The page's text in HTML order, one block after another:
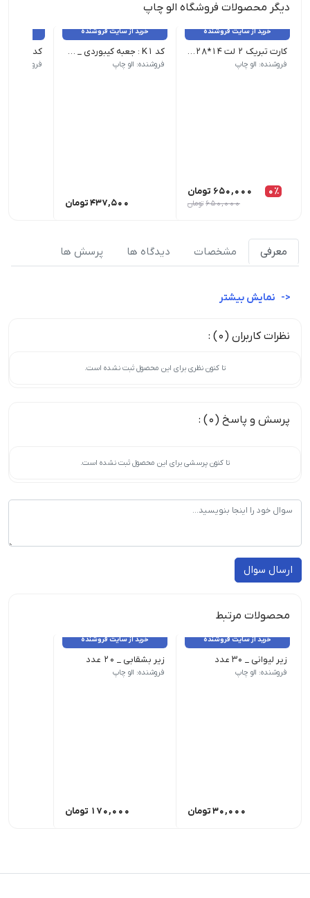
دیگر محصولات فروشگاه الو چاپ
خرید از سایت فروشنده
کارت تبریک 2 لت 14*28 _ 100 عدد
فروشنده: الو چاپ
0٪ 650,000 تومان
650,000 تومان
خرید از سایت فروشنده
کد K1 : جعبه کیبوردی _ 25 عدد
فروشنده: الو چاپ
437,500تومان
فروشنده: الو
معرفی مشخصات دیدگاه ها پرسش ها
نظرات کاربران (0) :
تا کنون نظری برای این محصول ثبت نشده است.
پرسش و پاسخ (0) :
تا کنون پرسشی برای این محصول ثبت نشده است.
ارسال سوال
محصولات مرتبط
خرید از سایت فروشنده
زیر لیوانی _ 30 عدد
فروشنده: الو چاپ
30,000تومان
خرید از سایت فروشنده
زیر بشقابی _ 20 عدد
فروشنده: الو چاپ
170,000 تومان